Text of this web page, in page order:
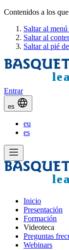
Contenidos a los
Saltar al
Saltar al
Saltar al pié
Entrar
es
eu
es
Inicio
Presentación
Formación
Videoteca
Preguntas
Webinars